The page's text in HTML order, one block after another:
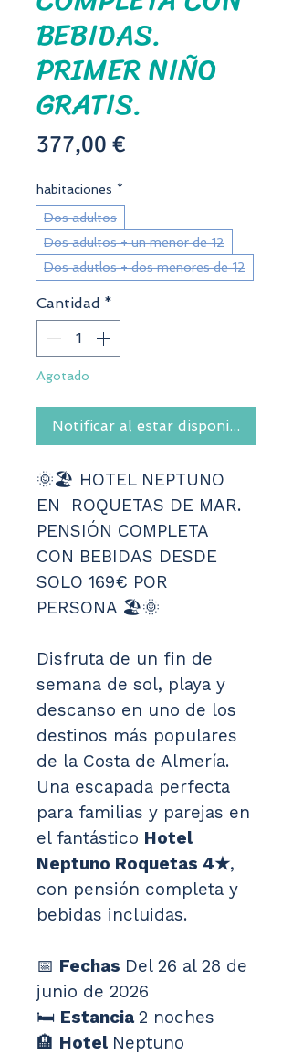
BEBIDAS.
PRIMER NIÑO
GRATIS.
377,00 €
habitaciones *
Dos adultos
Dos adultos + un menor de 12
Dos adutlos + dos menores de 12
Cantidad *
Agotado
Notificar al estar disponible
🌞🏖️ HOTEL NEPTUNO
EN  ROQUETAS DE MAR.
PENSIÓN COMPLETA
CON BEBIDAS DESDE
SOLO 169€ POR
PERSONA 🏖️🌞
Disfruta de un fin de
semana de sol, playa y
descanso en uno de los
destinos más populares
de la Costa de Almería.
Una escapada perfecta
para familias y parejas en
el fantástico Hotel
Neptuno Roquetas 4★,
con pensión completa y
bebidas incluidas.
📅 Fechas Del 26 al 28 de
junio de 2026
🛏️ Estancia 2 noches
🏨 Hotel Neptuno